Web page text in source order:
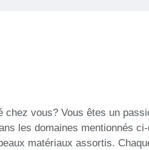
vous? Vous êtes un
les domaines mentionnés
matériaux assortis.